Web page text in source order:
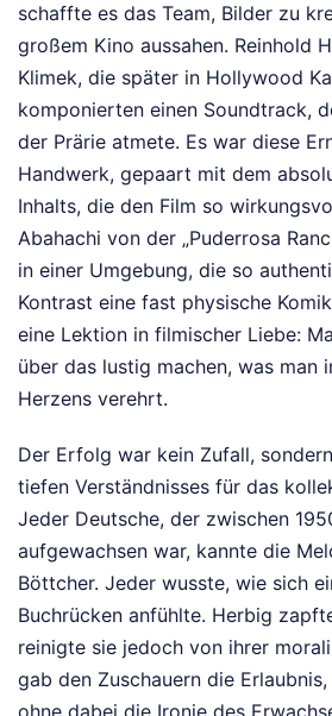
schaffte es das Team, Bilder zu
großem Kino aussahen. Reinhold
Klimek, die später in Hollywood
komponierten einen Soundtrack,
der Prärie atmete. Es war diese
Handwerk, gepaart mit dem
Inhalts, die den Film so
Abahachi von der „Puderrosa
in einer Umgebung, die so
Kontrast eine fast physische
eine Lektion in filmischer Liebe:
über das lustig machen, was man
Herzens verehrt.
Der Erfolg war kein Zufall,
tiefen Verständnisses für das
Jeder Deutsche, der zwischen
aufgewachsen war, kannte die
Böttcher. Jeder wusste, wie sich
Buchrücken anfühlte. Herbig
reinigte sie jedoch von ihrer
gab den Zuschauern die